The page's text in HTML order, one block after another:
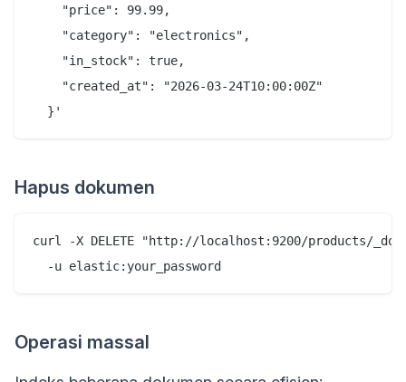
    "price": 99.99,
    "category": "electronics",
    "in_stock": true,
    "created_at": "2026-03-24T10:00:00Z"
Hapus dokumen
curl -X DELETE "http://localhost:9200/products/
Operasi massal